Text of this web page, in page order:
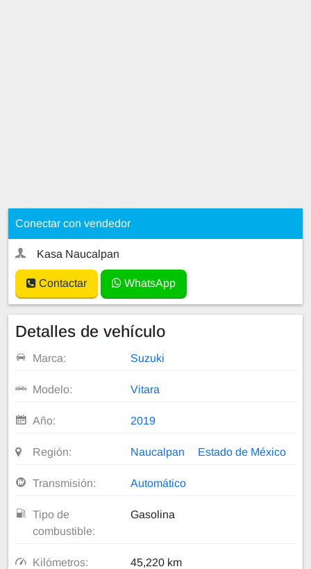
Conectar con vendedor
Kasa Naucalpan
Contactar WhatsApp
Detalles de vehículo
Marca: Suzuki
Modelo: Vitara
Año: 2019
Región: Naucalpan Estado de México
Transmisión: Automático
Tipo de
combustible:
Gasolina
Kilómetros: 45,220 km